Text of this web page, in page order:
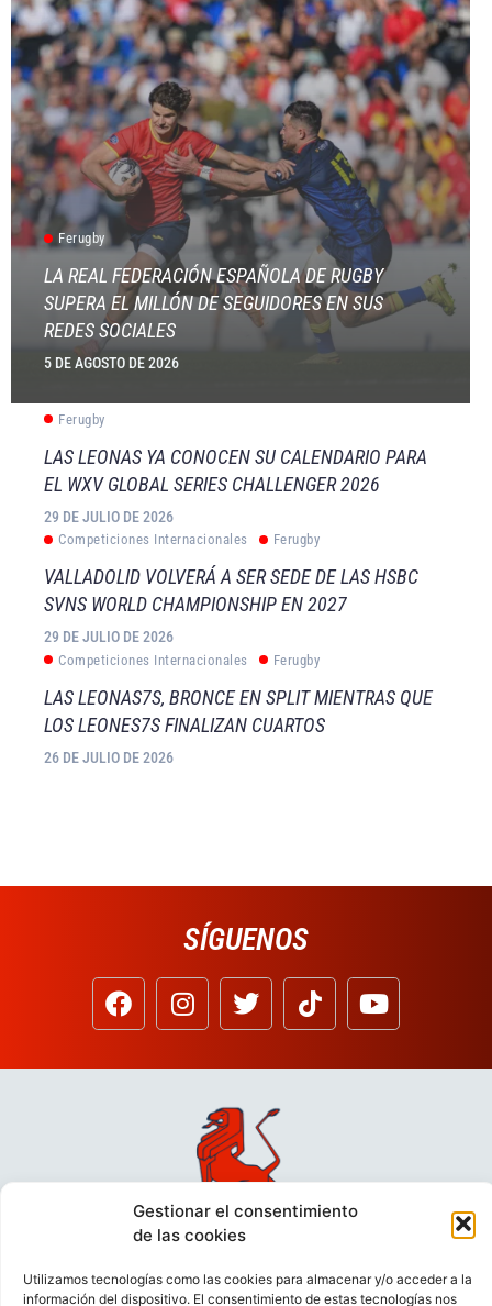
Gestionar el consentimiento
de las cookies
Utilizamos tecnologías como las cookies para almacenar y/o acceder a la
información del dispositivo. El consentimiento de estas tecnologías nos
Ferugby
LA REAL FEDERACIÓN ESPAÑOLA DE RUGBY
SUPERA EL MILLÓN DE SEGUIDORES EN SUS
REDES SOCIALES
5 DE AGOSTO DE 2026
Ferugby
LAS LEONAS YA CONOCEN SU CALENDARIO PARA
EL WXV GLOBAL SERIES CHALLENGER 2026
29 DE JULIO DE 2026
Competiciones Internacionales Ferugby
VALLADOLID VOLVERÁ A SER SEDE DE LAS HSBC
SVNS WORLD CHAMPIONSHIP EN 2027
29 DE JULIO DE 2026
Competiciones Internacionales Ferugby
LAS LEONAS7S, BRONCE EN SPLIT MIENTRAS QUE
LOS LEONES7S FINALIZAN CUARTOS
26 DE JULIO DE 2026
SÍGUENOS